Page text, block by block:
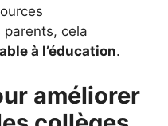
parents, cela
à l’éducation.
améliorer